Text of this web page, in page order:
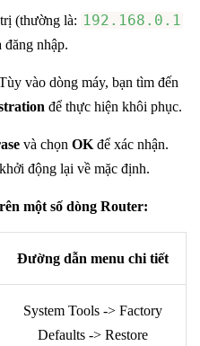
(thường là: 192.168.0.1
đăng nhập.
vào dòng máy, bạn tìm đến
để thực hiện khôi phục.
và chọn OK để xác nhận.
động lại về mặc định.
một số dòng Router:
Đường dẫn menu chi tiết
System Tools -> Factory
Defaults -> Restore